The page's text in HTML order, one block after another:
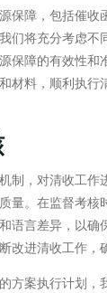
保障，包括催收
们将充分考虑不
保障的有效性和
材料，顺利执行
制，对清收工作
量。在监督考核
语言差异，以确
改进清收工作，
方案执行计划，